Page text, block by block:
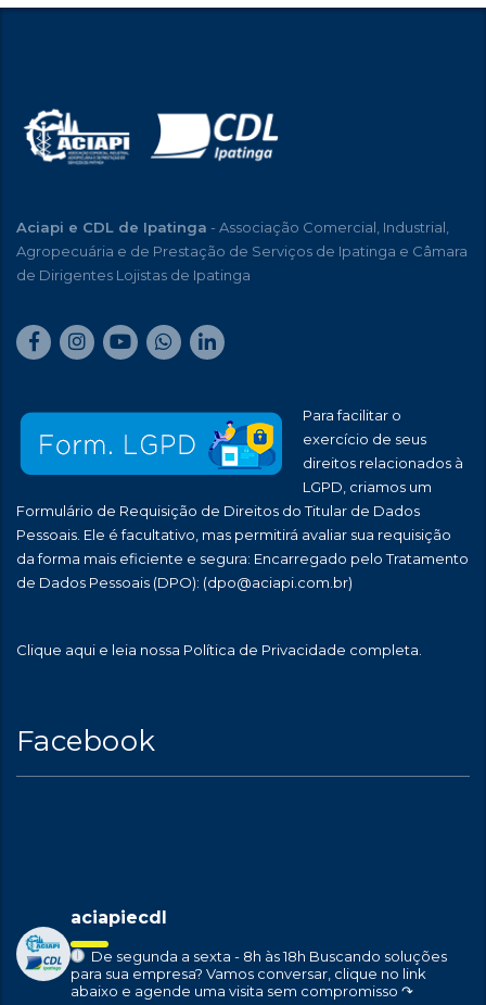
Aciapi e CDL de Ipatinga - Associação Comercial, Industrial,
Agropecuária e de Prestação de Serviços de Ipatinga e Câmara
de Dirigentes Lojistas de Ipatinga
Para facilitar o
exercício de seus
direitos relacionados à
LGPD, criamos um
Formulário de Requisição de Direitos do Titular de Dados
Pessoais. Ele é facultativo, mas permitirá avaliar sua requisição
da forma mais eficiente e segura: Encarregado pelo Tratamento
de Dados Pessoais (DPO): (dpo@aciapi.com.br)
Clique aqui e leia nossa Política de Privacidade completa.
Facebook
aciapiecdl
De segunda a sexta - 8h às 18h Buscando soluções
para sua empresa? Vamos conversar, clique no link
abaixo e agende uma visita sem compromisso ↷